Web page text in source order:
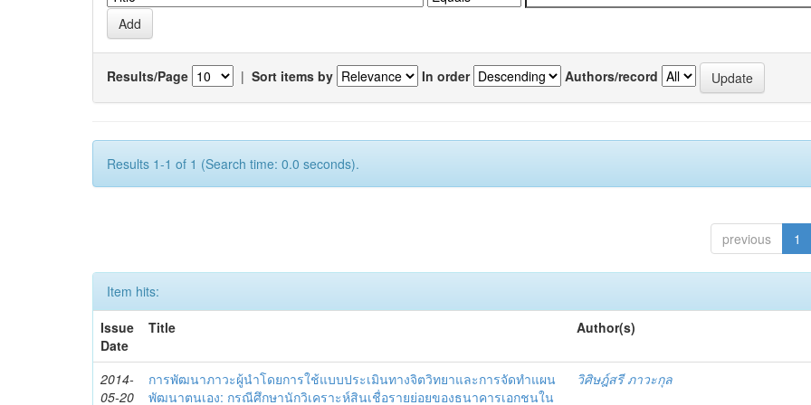
Results/Page | Sort items by In order Authors/record
Results 1-1 of 1 (Search time: 0.0 seconds).
previous 1
Item hits:
Issue
Date
Title Author(s)
2014-
05-20
การพัฒนาภาวะผู้นำโดยการใช้แบบประเมินทางจิตวิทยาและการจัดทำแผน
พัฒนาตนเอง: กรณีศึกษานักวิเคราะห์สินเชื่อรายย่อยของธนาคารเอกชนใน
วิศิษฎ์สรี ภาวะกุล